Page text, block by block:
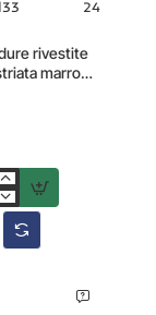
24
rivestite
marrone